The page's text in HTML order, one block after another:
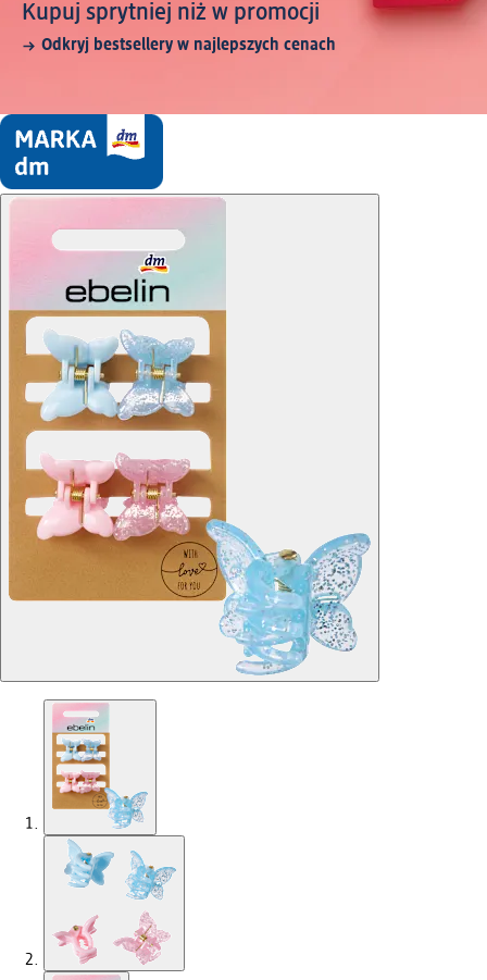
Kupuj sprytniej niż w promocji
Odkryj bestsellery w najlepszych cenach